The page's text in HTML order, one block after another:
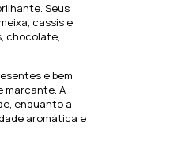
Seus
cassis e
chocolate,
e bem
marcante. A
enquanto a
aromática e